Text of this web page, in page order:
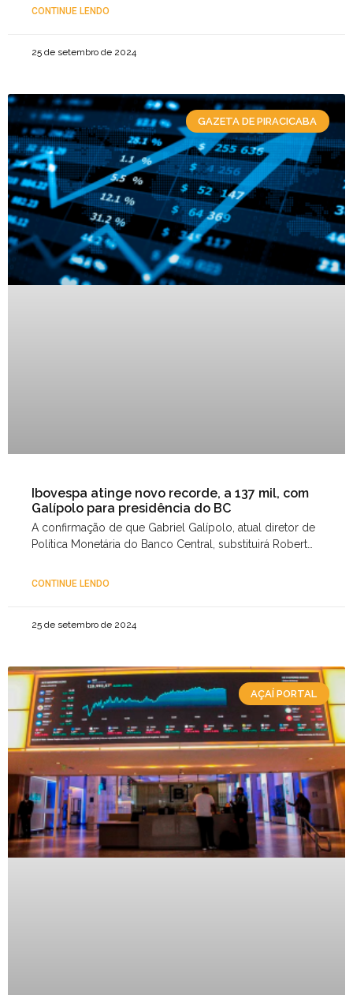
CONTINUE LENDO
25 de setembro de 2024
GAZETA DE PIRACICABA
Ibovespa atinge novo recorde, a 137 mil, com
Galípolo para presidência do BC
A confirmação de que Gabriel Galípolo, atual diretor de
Política Monetária do Banco Central, substituirá Roberto
CONTINUE LENDO
25 de setembro de 2024
AÇAÍ PORTAL